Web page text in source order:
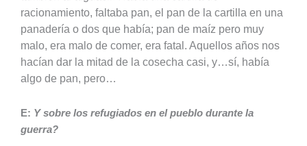
racionamiento, faltaba pan, el pan de la cartilla en una
panadería o dos que había; pan de maíz pero muy
malo, era malo de comer, era fatal. Aquellos años nos
hacían dar la mitad de la cosecha casi, y…sí, había
algo de pan, pero…
E: Y sobre los refugiados en el pueblo durante la
guerra?